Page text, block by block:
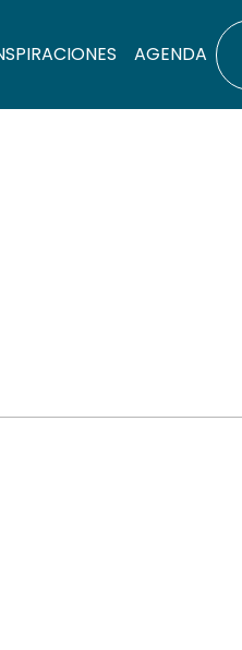
AGENDA